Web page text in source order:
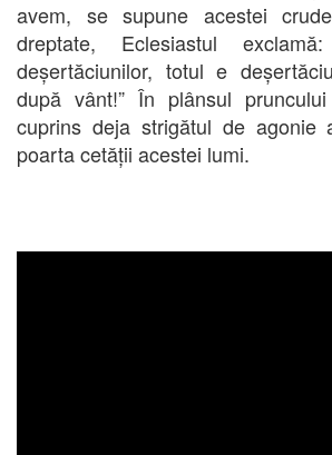
avem, se supune acestei
dreptate, Eclesiastul exclamă:
deșertăciunilor, totul e
după vânt!” În plânsul
cuprins deja strigătul de agonie
poarta cetății acestei lumi.